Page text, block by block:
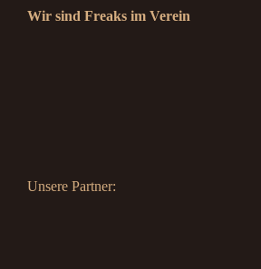
Wir sind Freaks im Verein
Unsere Partner: